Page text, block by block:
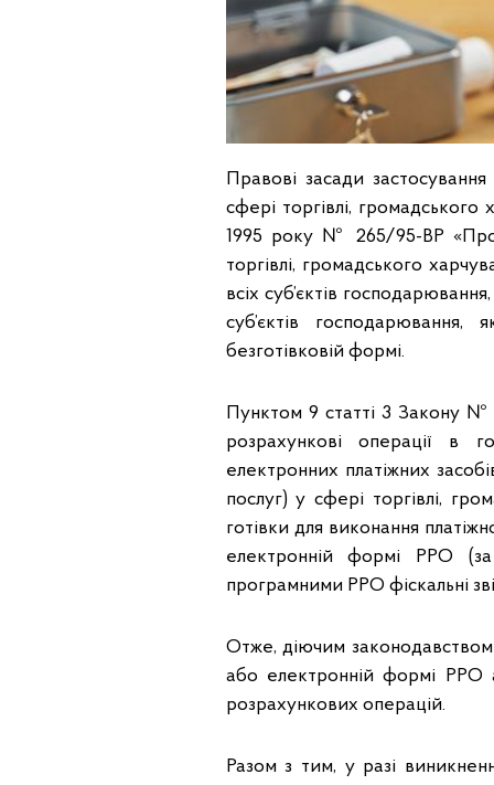
Правові засади
сфері торгівлі,
1995 року № 265/95-ВР «Про
торгівлі, громадського
всіх суб’єктів
суб’єктів господарювання,
безготівковій формі.
Пунктом 9 статті 3 Закону №
розрахункові операції в
електронних платіжних
послуг) у сфері торгівлі,
готівки для виконання
електронній формі РРО
програмними РРО фіскальні
Отже, діючим
або електронній формі РРО
розрахункових операцій.
Разом з тим, у разі